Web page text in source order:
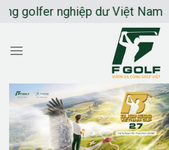
Chuyển
dung
nghiệp dư Việt Nam